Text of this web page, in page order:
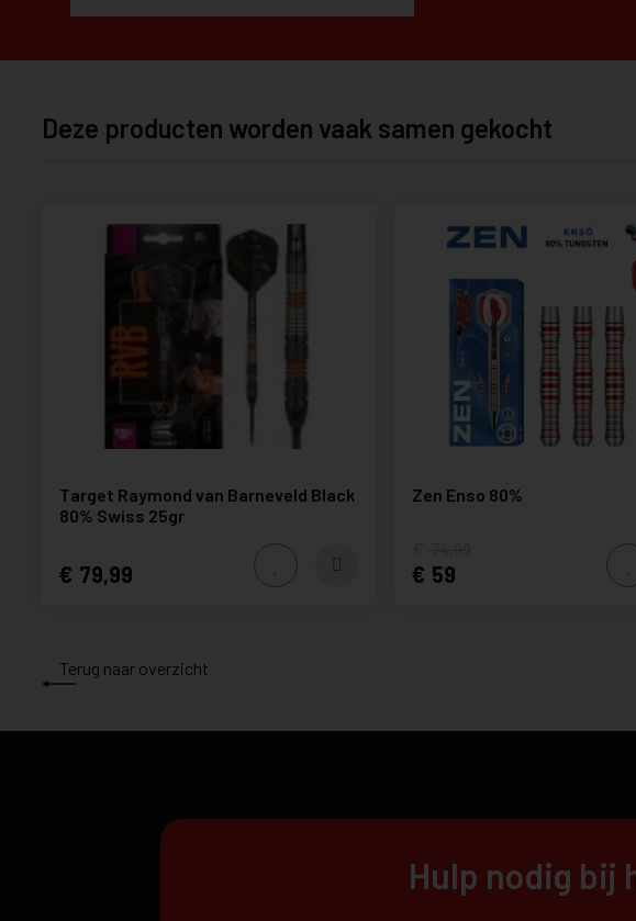
Deze producten worden vaak samen gekocht
Target Raymond van Barneveld Black
80% Swiss 25gr
79,99
Zen Enso 80%
59
Terug naar overzicht
Hulp nodig bij